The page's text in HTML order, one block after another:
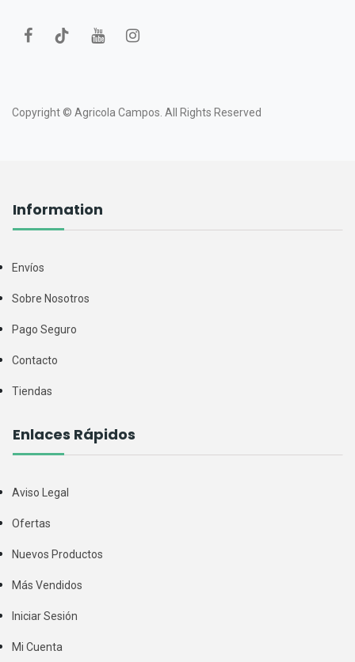
Copyright © Agricola Campos. All Rights Reserved
Information
Envíos
Sobre Nosotros
Pago Seguro
Contacto
Tiendas
Enlaces Rápidos
Aviso Legal
Ofertas
Nuevos Productos
Más Vendidos
Iniciar Sesión
Mi Cuenta